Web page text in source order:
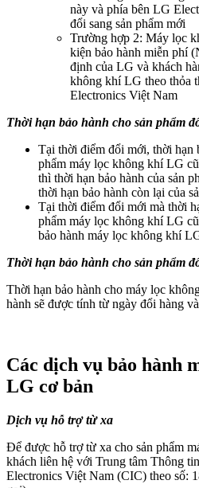
này và phía bên LG
đổi sang sản phẩm mới
Trường hợp 2: Máy lọc
kiện bảo hành miễn phí
định của LG và khách
không khí LG theo thỏa
Electronics Việt Nam
Thời hạn bảo hành cho sản phẩm
Tại thời điểm đổi mới, thời hạn
phẩm máy lọc không khí LG
thì thời hạn bảo hành của sản
thời hạn bảo hành còn lại của
Tại thời điểm đổi mới mà thời
phẩm máy lọc không khí LG
bảo hành máy lọc không khí
Thời hạn bảo hành cho sản phẩm
Thời hạn bảo hành cho máy lọc
hành sẽ được tính từ ngày đổi hàng
Các dịch vụ bảo hành
LG cơ bản
Dịch vụ hỗ trợ từ xa
Để được hỗ trợ từ xa cho sản phẩm
khách liên hệ với Trung tâm Thông
Electronics Việt Nam (CIC) theo số: